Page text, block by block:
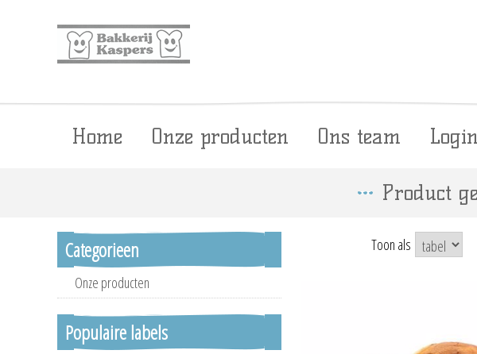
Home Onze producten Ons team Login
Product
Toon als
Categorieen
Onze producten
Populaire labels